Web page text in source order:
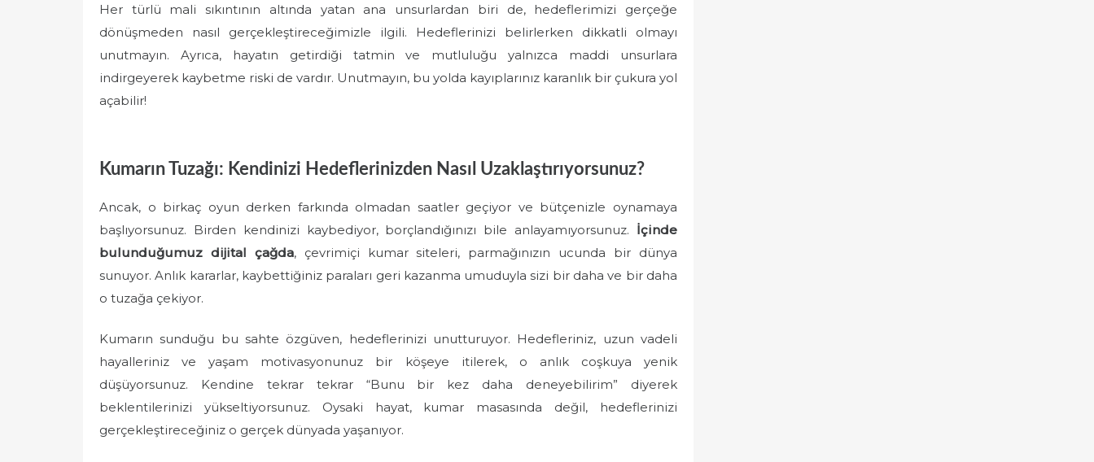
Her türlü mali sıkıntının altında yatan ana unsurlardan biri de, hedeflerimizi gerçeğe
dönüşmeden nasıl gerçekleştireceğimizle ilgili. Hedeflerinizi belirlerken dikkatli olmayı
unutmayın. Ayrıca, hayatın getirdiği tatmin ve mutluluğu yalnızca maddi unsurlara
indirgeyerek kaybetme riski de vardır. Unutmayın, bu yolda kayıplarınız karanlık bir çukura yol
açabilir!
Kumarın Tuzağı: Kendinizi Hedeflerinizden Nasıl Uzaklaştırıyorsunuz?
Ancak, o birkaç oyun derken farkında olmadan saatler geçiyor ve bütçenizle oynamaya
başlıyorsunuz. Birden kendinizi kaybediyor, borçlandığınızı bile anlayamıyorsunuz. İçinde
bulunduğumuz dijital çağda, çevrimiçi kumar siteleri, parmağınızın ucunda bir dünya
sunuyor. Anlık kararlar, kaybettiğiniz paraları geri kazanma umuduyla sizi bir daha ve bir daha
o tuzağa çekiyor.
Kumarın sunduğu bu sahte özgüven, hedeflerinizi unutturuyor. Hedefleriniz, uzun vadeli
hayalleriniz ve yaşam motivasyonunuz bir köşeye itilerek, o anlık coşkuya yenik
düşüyorsunuz. Kendine tekrar tekrar “Bunu bir kez daha deneyebilirim” diyerek
beklentilerinizi yükseltiyorsunuz. Oysaki hayat, kumar masasında değil, hedeflerinizi
gerçekleştireceğiniz o gerçek dünyada yaşanıyor.